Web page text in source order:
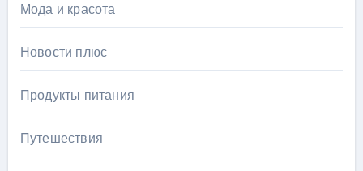
Мода и красота
Новости плюс
Продукты питания
Путешествия